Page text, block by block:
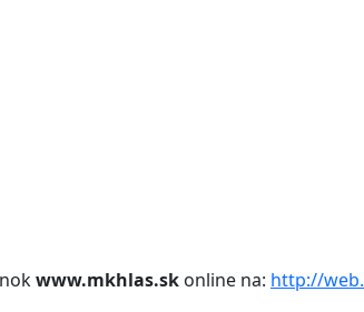
www.mkhlas.sk online na: http://